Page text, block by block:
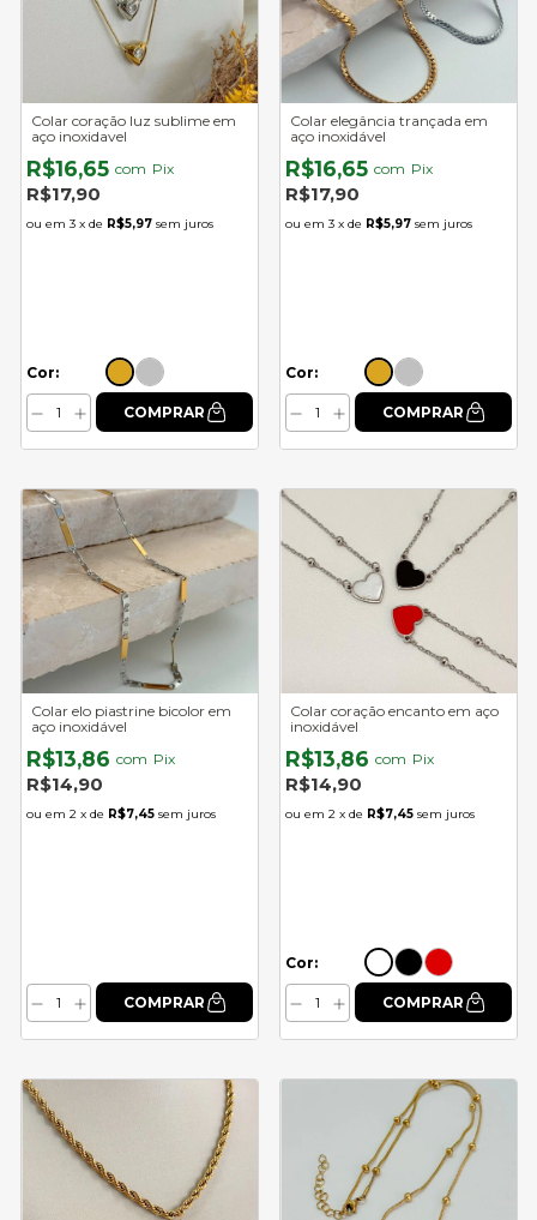
Colar coração luz sublime em
aço inoxidavel
R$16,65 com Pix
R$17,90
3 x de R$5,97 sem juros
Cor:
Colar elegância trançada em
aço inoxidável
R$16,65 com Pix
R$17,90
3 x de R$5,97 sem juros
Cor:
Colar elo piastrine bicolor em
aço inoxidável
R$13,86 com Pix
R$14,90
2 x de R$7,45 sem juros
Colar coração encanto em aço
inoxidável
R$13,86 com Pix
R$14,90
2 x de R$7,45 sem juros
Cor: